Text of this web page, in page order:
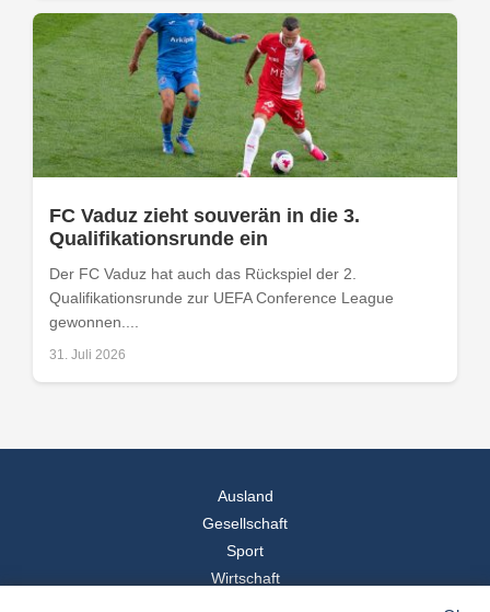
FC Vaduz zieht souverän in die 3.
Qualifikationsrunde ein
Der FC Vaduz hat auch das Rückspiel der 2.
Qualifikationsrunde zur UEFA Conference League
gewonnen....
31. Juli 2026
Ausland
Gesellschaft
Sport
Wirtschaft